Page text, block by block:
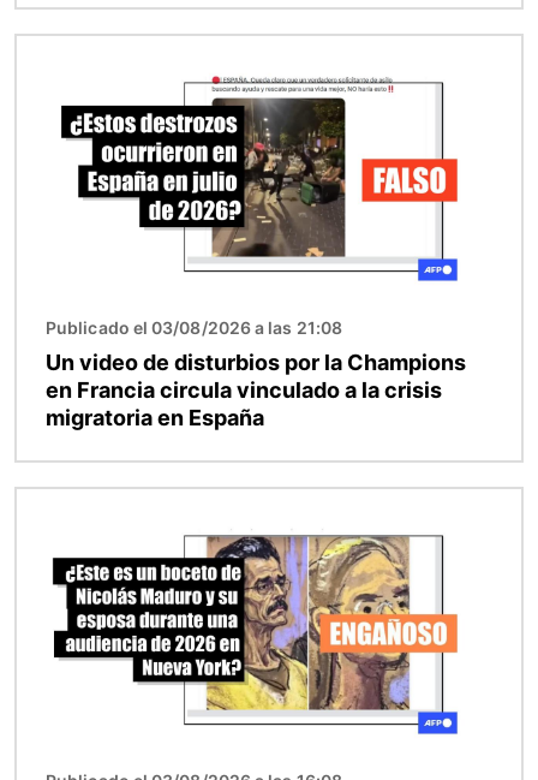
Publicado el 03/08/2026 a las 21:08
Un video de disturbios por la Champions
en Francia circula vinculado a la crisis
migratoria en España